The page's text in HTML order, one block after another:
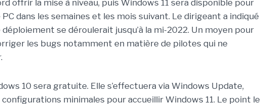
offrir la mise à niveau, puis Windows 11 sera disponible pour
dans les semaines et les mois suivant. Le dirigeant a indiqué
se déroulerait jusqu’à la mi-2022. Un moyen pour
les bugs notamment en matière de pilotes qui ne
10 sera gratuite. Elle s’effectuera via Windows Update,
minimales pour accueillir Windows 11. Le point le